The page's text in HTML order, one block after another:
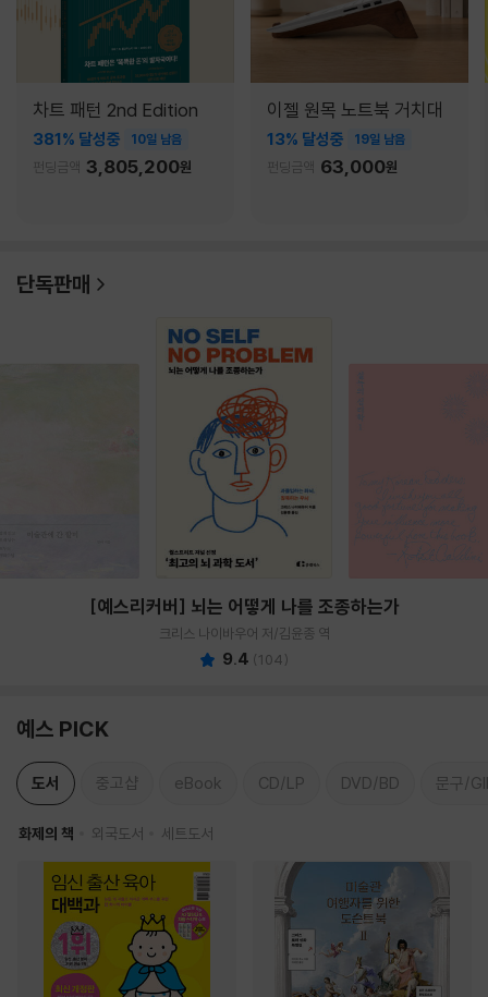
차트 패턴 2nd Edition
381% 달성중 10일 남음
펀딩금액 3,805,200원
이젤 원목 노트북 거치대
13% 달성중 19일 남음
펀딩금액 63,000원
단독판매
[예스리커버] 뇌는 어떻게 나를 조종하는가
크리스 나이바우어 저/김윤종 역
9.4 (104)
예스 PICK
도서 중고샵 eBook CD/LP DVD/BD 문구/
화제의 책 외국도서 세트도서